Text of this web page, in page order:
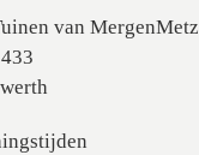
van MergenMetz